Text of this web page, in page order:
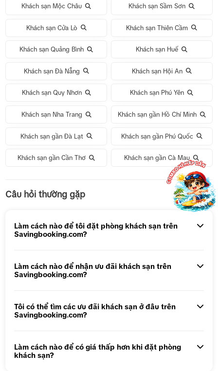
Khách sạn Mộc Châu Khách sạn Sầm Sơn
Khách sạn Cửa Lò Khách sạn Thiên Cầm
Khách sạn Quảng Bình Khách sạn Huế
Khách sạn Đà Nẵng Khách sạn Hội An
Khách sạn Quy Nhơn Khách sạn Phú Yên
Khách sạn Nha Trang Khách sạn gần Hồ Chí Minh
Khách sạn gần Đà Lạt Khách sạn gần Phú Quốc
Khách sạn gần Cần Thơ Khách sạn gần Cà Mau
Tour 5N4Đ Hà Nội – Bali – Hà Nội
Tour 1 Ngày Động Phong Nha
Câu hỏi thường gặp
Làm cách nào để tôi đặt phòng khách sạn trên
Savingbooking.com?
Làm cách nào để nhận ưu đãi khách sạn trên
Savingbooking.com?
Tôi có thể tìm các ưu đãi khách sạn ở đâu trên
Savingbooking.com?
Làm cách nào để có giá thấp hơn khi đặt phòng
khách sạn?